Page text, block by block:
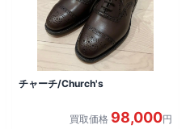
チャーチ/Church's
買取価格 98,000円